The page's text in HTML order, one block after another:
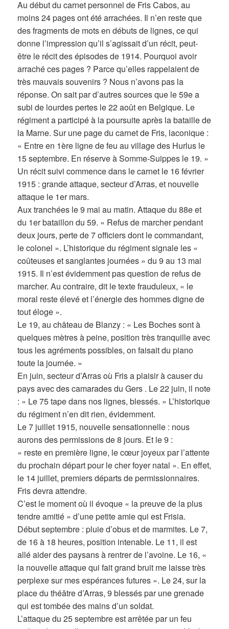
Au début du carnet personnel de Fris Cabos, au
moins 24 pages ont été arrachées. Il n’en reste que
des fragments de mots en débuts de lignes, ce qui
donne l’impression qu’il s’agissait d’un récit, peut-
être le récit des épisodes de 1914. Pourquoi avoir
arraché ces pages ? Parce qu’elles rappelaient de
très mauvais souvenirs ? Nous n’avons pas la
réponse. On sait par d’autres sources que le 59e a
subi de lourdes pertes le 22 août en Belgique. Le
régiment a participé à la poursuite après la bataille de
la Marne. Sur une page du carnet de Fris, laconique :
« Entre en 1ère ligne de feu au village des Hurlus le
15 septembre. En réserve à Somme-Suippes le 19. »
Un récit suivi commence dans le carnet le 16 février
1915 : grande attaque, secteur d’Arras, et nouvelle
attaque le 1er mars.
Aux tranchées le 9 mai au matin. Attaque du 88e et
du 1er bataillon du 59. « Refus de marcher pendant
deux jours, perte de 7 officiers dont le commandant,
le colonel ». L’historique du régiment signale les «
coûteuses et sanglantes journées » du 9 au 13 mai
1915. Il n’est évidemment pas question de refus de
marcher. Au contraire, dit le texte frauduleux, « le
moral reste élevé et l’énergie des hommes digne de
tout éloge ».
Le 19, au château de Blanzy : « Les Boches sont à
quelques mètres à peine, position très tranquille avec
tous les agréments possibles, on faisait du piano
toute la journée. »
En juin, secteur d’Arras où Fris a plaisir à causer du
pays avec des camarades du Gers . Le 22 juin, il note
: « Le 75 tape dans nos lignes, blessés. » L’historique
du régiment n’en dit rien, évidemment.
Le 7 juillet 1915, nouvelle sensationnelle : nous
aurons des permissions de 8 jours. Et le 9 :
« reste en première ligne, le cœur joyeux par l’attente
du prochain départ pour le cher foyer natal ». En effet,
le 14 juillet, premiers départs de permissionnaires.
Fris devra attendre.
C’est le moment où il évoque « la preuve de la plus
tendre amitié » d’une petite amie qui est Frisia.
Début septembre : pluie d’obus et de marmites. Le 7,
de 16 à 18 heures, position intenable. Le 11, il est
allé aider des paysans à rentrer de l’avoine. Le 16, «
la nouvelle attaque qui fait grand bruit me laisse très
perplexe sur mes espérances futures ». Le 24, sur la
place du théâtre d’Arras, 9 blessés par une grenade
qui est tombée des mains d’un soldat.
L’attaque du 25 septembre est arrêtée par un feu